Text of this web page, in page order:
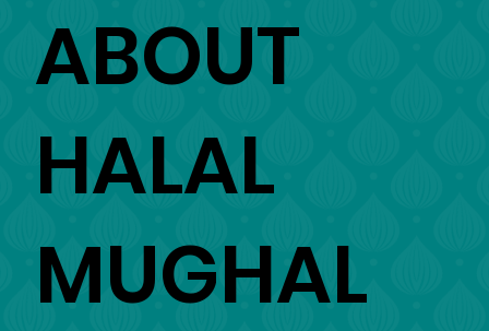
ABOUT
HALAL
MUGHAL